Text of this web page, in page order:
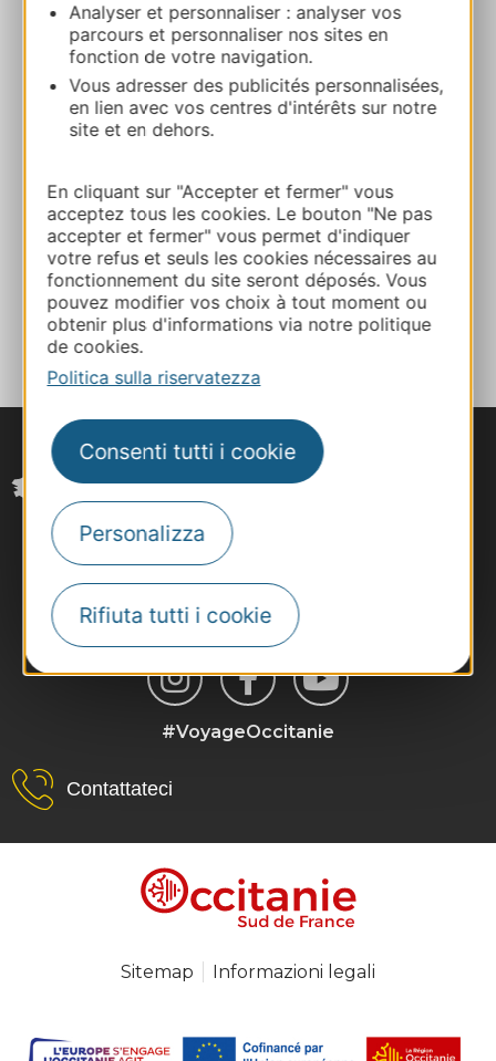
Analyser et personnaliser : analyser vos
parcours et personnaliser nos sites en
fonction de votre navigation.
Vous adresser des publicités personnalisées,
en lien avec vos centres d'intérêts sur notre
site et en dehors.
En cliquant sur "Accepter et fermer" vous
acceptez tous les cookies. Le bouton "Ne pas
accepter et fermer" vous permet d'indiquer
votre refus et seuls les cookies nécessaires au
fonctionnement du site seront déposés. Vous
pouvez modifier vos choix à tout moment ou
obtenir plus d'informations via notre politique
de cookies.
Politica sulla riservatezza
Consenti tutti i cookie
Personalizza
Rifiuta tutti i cookie
05 63 04 01 85
05 63 04 02 81
Sito web
AGGIUNGI
AL TACCUINO
#VoyageOccitanie
Contattateci
Sitemap Informazioni legali